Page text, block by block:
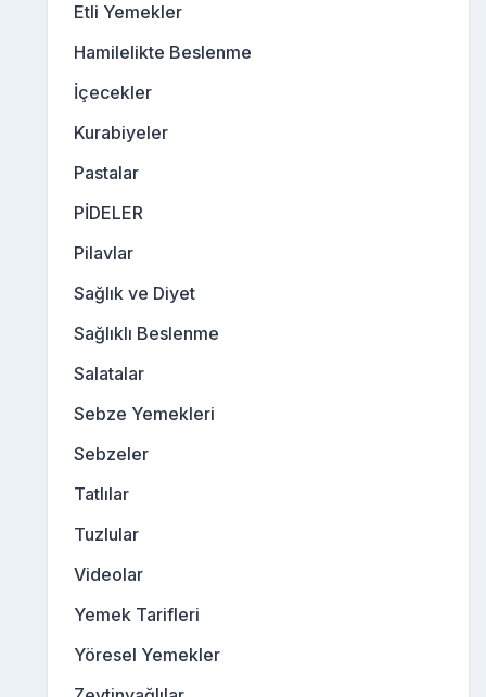
Etli Yemekler
Hamilelikte Beslenme
İçecekler
Kurabiyeler
Pastalar
PİDELER
Pilavlar
Sağlık ve Diyet
Sağlıklı Beslenme
Salatalar
Sebze Yemekleri
Sebzeler
Tatlılar
Tuzlular
Videolar
Yemek Tarifleri
Yöresel Yemekler